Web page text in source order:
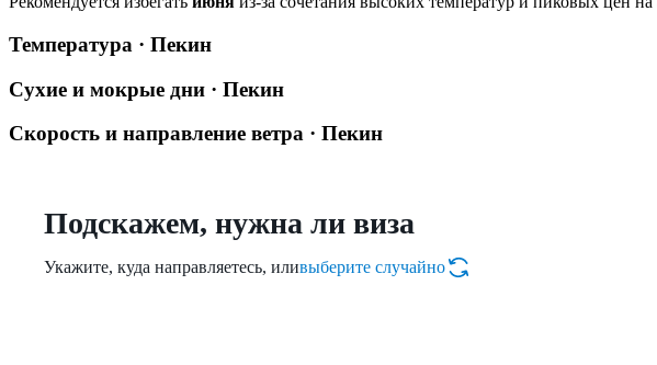
Температура · Пекин
Сухие и мокрые дни · Пекин
Скорость и направление ветра · Пекин
Подскажем, нужна ли виза
Укажите, куда направляетесь, иливыберите случайно